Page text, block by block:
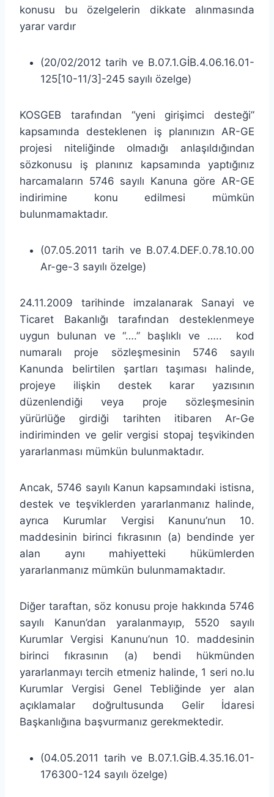
konusu bu özelgelerin dikkate alınmasında
yarar vardır
(20/02/2012 tarih ve B.07.1.GİB.4.06.16.01-
125[10-11/3]-245 sayılı özelge)
KOSGEB tarafından “yeni girişimci desteği”
kapsamında desteklenen iş planınızın AR-GE
projesi niteliğinde olmadığı anlaşıldığından
sözkonusu iş planınız kapsamında yaptığınız
harcamaların 5746 sayılı Kanuna göre AR-GE
indirimine konu edilmesi mümkün
bulunmamaktadır.
(07.05.2011 tarih ve B.07.4.DEF.0.78.10.00
Ar-ge-3 sayılı özelge)
24.11.2009 tarihinde imzalanarak Sanayi ve
Ticaret Bakanlığı tarafından desteklenmeye
uygun bulunan ve “….” başlıklı ve ….. kod
numaralı proje sözleşmesinin 5746 sayılı
Kanunda belirtilen şartları taşıması halinde,
projeye ilişkin destek karar yazısının
düzenlendiği veya proje sözleşmesinin
yürürlüğe girdiği tarihten itibaren Ar-Ge
indiriminden ve gelir vergisi stopaj teşvikinden
yararlanması mümkün bulunmaktadır.
Ancak, 5746 sayılı Kanun kapsamındaki istisna,
destek ve teşviklerden yararlanmanız halinde,
ayrıca Kurumlar Vergisi Kanunu’nun 10.
maddesinin birinci fıkrasının (a) bendinde yer
alan aynı mahiyetteki hükümlerden
yararlanmanız mümkün bulunmamaktadır.
Diğer taraftan, söz konusu proje hakkında 5746
sayılı Kanun’dan yaralanmayıp, 5520 sayılı
Kurumlar Vergisi Kanunu’nun 10. maddesinin
birinci fıkrasının (a) bendi hükmünden
yararlanmayı tercih etmeniz halinde, 1 seri no.lu
Kurumlar Vergisi Genel Tebliğinde yer alan
açıklamalar doğrultusunda Gelir İdaresi
Başkanlığına başvurmanız gerekmektedir.
(04.05.2011 tarih ve B.07.1.GİB.4.35.16.01-
176300-124 sayılı özelge)